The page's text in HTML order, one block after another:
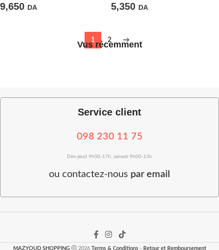
9,650 DA 5,350 DA
1 2 →
Vus récemment
Service client
098 230 11 75
Dim-jeud 9h00-17h, samedi 9h00-13h
ou contactez-nous par email
MAZYOUD SHOPPING 2026 Terms & Conditions - Retour et Remboursement